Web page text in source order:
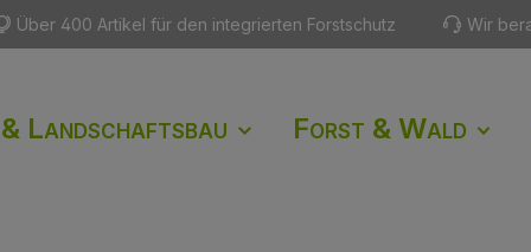
Über 400 Artikel für den integrierten Forstschutz Wir
Landschaftsbau Forst & Wald